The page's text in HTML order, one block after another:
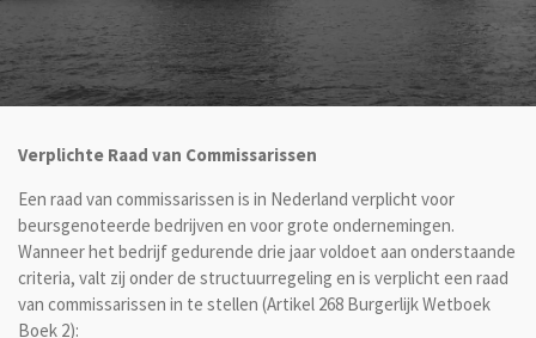
Verplichte Raad van Commissarissen
Een raad van commissarissen is in Nederland verplicht voor
beursgenoteerde bedrijven en voor grote ondernemingen.
Wanneer het bedrijf gedurende drie jaar voldoet aan onderstaande
criteria, valt zij onder de structuurregeling en is verplicht een raad
van commissarissen in te stellen (Artikel 268 Burgerlijk Wetboek
Boek 2):